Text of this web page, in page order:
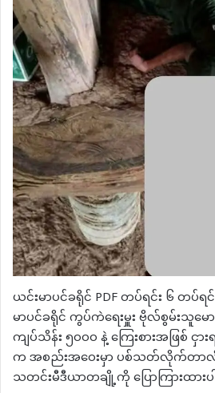
ယင်းမာပင်ခရိုင် PDF တပ်ရင်း ၆ တပ်ရ
မာပင်ခရိုင် ကွပ်ကဲရေးမှူး ဗိုလ်စွမ်းသူ
ကျပ်သိန်း ၅၀၀၀ နဲ့ ကြေးစားအဖြစ် ငှာ
က အစည်းအဝေးမှာ ပစ်သတ်လိုက်တာ
သတင်းမီဒီယာတချို့ကို ပြောကြားထား